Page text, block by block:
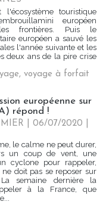
touristique
européen
frontières. Puis le
européen a sauvé les
l'année suivante et les
deux ans de la pire crise
, voyage à forfait
européenne sur
répond !
| 06/07/2020
le calme ne peut durer,
un coup de vent, une
cyclone pour rappeler,
doit pas se reposer sur
semaine dernière la
à la France, que